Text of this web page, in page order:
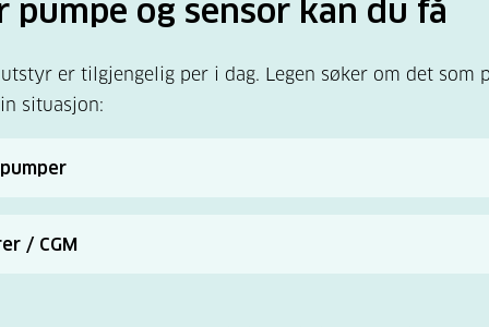
pumpe og sensor kan du få
er tilgjengelig per i dag. Legen søker om det som
situasjon:
med sensor som kan regulere
/ CGM